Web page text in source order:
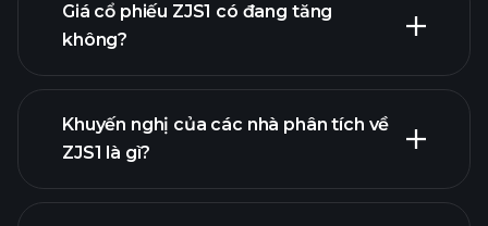
Giá cổ phiếu ZJS1 có đang tăng
không?
Khuyến nghị của các nhà phân tích về
ZJS1 là gì?